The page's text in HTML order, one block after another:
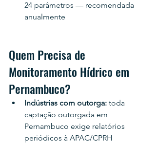
24 parâmetros — recomendada
anualmente
Quem Precisa de
Monitoramento Hídrico em
Pernambuco?
Indústrias com outorga: toda
captação outorgada em
Pernambuco exige relatórios
periódicos à APAC/CPRH